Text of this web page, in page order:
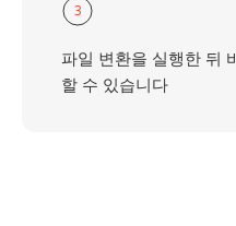
3
파일 변환을 실행한 뒤
할 수 있습니다